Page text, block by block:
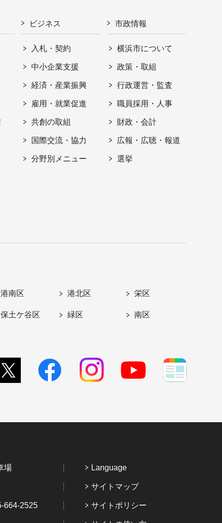
ビジネス
入札・契約
中小企業支援
経済・産業振興
雇用・就業促進
共創の取組
国際交流・協力
分野別メニュー
市政情報
横浜市について
政策・取組
行政運営・監査
職員採用・人事
財政・会計
広報・広聴・報道
選挙
港南区 港北区 栄区
保土ケ谷区 緑区 南区
場
664-2525
Language
サイトマップ
サイトポリシー